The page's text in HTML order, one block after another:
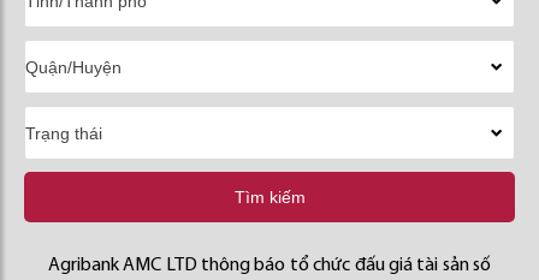
Tìm kiếm
Agribank AMC LTD thông báo tổ chức đấu giá tài sản số